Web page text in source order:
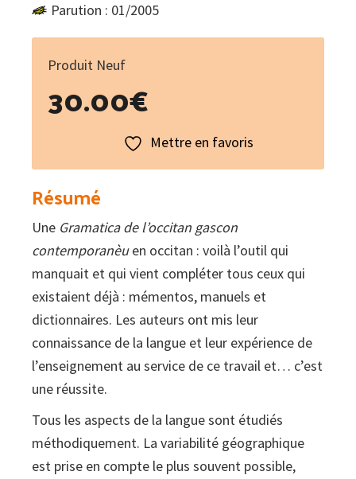
Parution : 01/2005
Produit Neuf
30.00€
Mettre en favoris
Résumé
Une Gramatica de l’occitan gascon
contemporanèuen occitan : voilà l’outil qui
manquait et qui vient compléter tous ceux qui
existaient déjà : mémentos, manuels et
dictionnaires. Les auteurs ont mis leur
connaissance de la langue et leur expérience de
l’enseignement au service de ce travail et… c’est
une réussite.
Tous les aspects de la langue sont étudiés
méthodiquement. La variabilité géographique
est prise en compte le plus souvent possible,